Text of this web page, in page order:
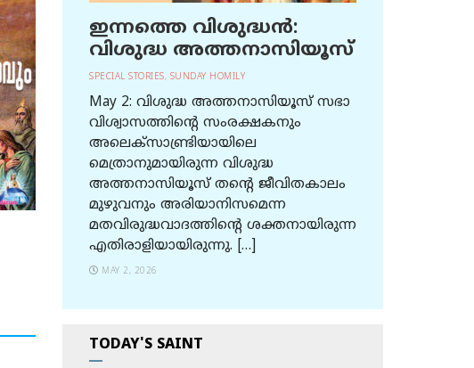
ഇന്നത്തെ വിശുദ്ധന്‍:
വിശുദ്ധ അത്തനാസിയൂസ്
SPECIAL STORIES, SUNDAY HOMILY
May 2: വിശുദ്ധ അത്തനാസിയൂസ് സഭാ
വിശ്വാസത്തിന്റെ സംരക്ഷകനും
അലെക്സാണ്ട്രിയായിലെ
മെത്രാനുമായിരുന്ന വിശുദ്ധ
അത്തനാസിയൂസ് തന്റെ ജീവിതകാലം
മുഴുവനും അരിയാനിസമെന്ന
മതവിരുദ്ധവാദത്തിന്റെ ശക്തനായിരുന്ന
എതിരാളിയായിരുന്നു. […]
MAY 2, 2026
TODAY'S SAINT